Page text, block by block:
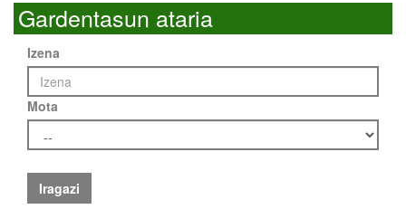
Gardentasun ataria
Izena
Mota
Iragazi